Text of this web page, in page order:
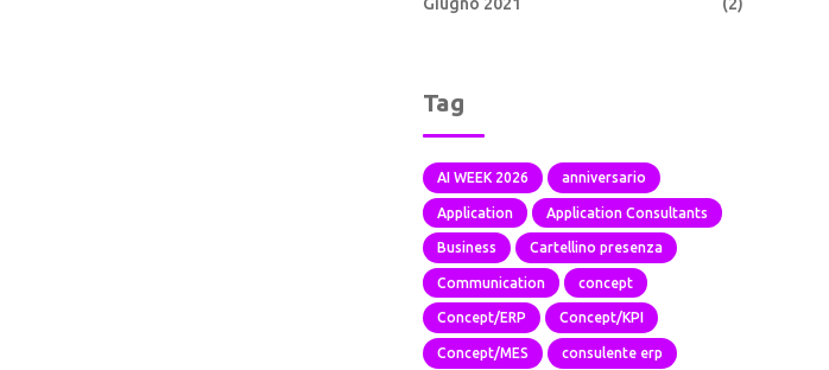
Tag
AI WEEK 2026 anniversario
Application Application Consultants
Business Cartellino presenza
Communication concept
Concept/ERP Concept/KPI
Concept/MES consulente erp